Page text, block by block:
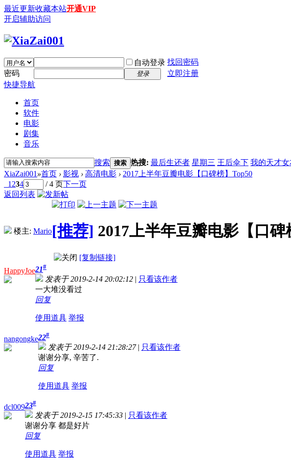
最近更新收藏本站开通VIP
开启辅助访问
自动登录 找回密码
密码
登录
立即注册
快捷导航
首页
软件
电影
剧集
音乐
搜索 搜索 热搜: 最后生还者 星期三 王后伞下 我的天才女
XiaZai001 »首页 › 影视 › 高清电影 › 2017上半年豆瓣电影【口碑榜】Top50
1 234 / 4 页下一页
返回列表
楼主: Mario[推荐] 2017上半年豆瓣电影【口碑
[复制链接]
HappyJoe21#
发表于 2019-2-14 20:02:12 | 只看该作者
一大堆没看过
回复
使用道具 举报
nangongke22#
发表于 2019-2-14 21:28:27 | 只看该作者
谢谢分享, 辛苦了.
回复
使用道具 举报
dcl00923#
发表于 2019-2-15 17:45:33 | 只看该作者
谢谢分享 都是好片
回复
使用道具 举报